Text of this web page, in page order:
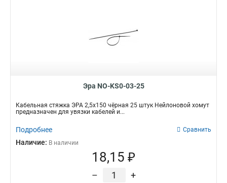
Эра NO-KS0-03-25
Кабельная стяжка ЭРА 2,5х150 чёрная 25 штук Нейлоновой хомут
предназначен для увязки кабелей и...
Подробнее Сравнить
Наличие: В наличии
18,15 ₽
– +